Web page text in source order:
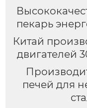
пекарь
Китай
двигателей
печей для